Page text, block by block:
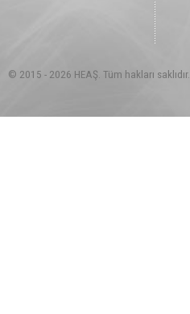
© 2015 - 2026 HEAŞ. Tüm hakları saklıdır.